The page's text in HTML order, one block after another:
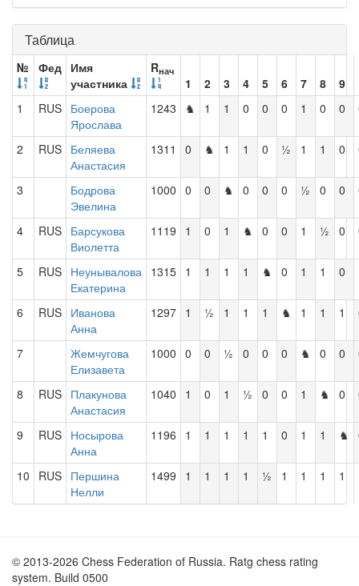
Таблица
№ Фед Имя
участника
Rнач
1 2 3 4 5 6 7 8 9
1
RUS Боерова
Ярослава
1243 ♞ 1 1 0 0 0 1 0 0
2 RUS Беляева
Анастасия
1311 0 ♞ 1 1 0 ½ 1 1 0
3
Бодрова
Эвелина
1000 0 0 ♞ 0 0 0 ½ 0 0
4 RUS Барсукова
Виолетта
1119 1 0 1 ♞ 0 0 1 ½ 0
5 RUS Неунывалова
Екатерина
1315 1 1 1 1 ♞ 0 1 1 0
6 RUS Иванова
Анна
1297 1 ½ 1 1 1 ♞ 1 1 1
7
Жемчугова
Елизавета
1000 0 0 ½ 0 0 0 ♞ 0 0
8 RUS Плакунова
Анастасия
1040 1 0 1 ½ 0 0 1 ♞ 0
9 RUS Носырова
Анна
1196 1 1 1 1 1 0 1 1 ♞
10 RUS Першина
Нелли
1499 1 1 1 1 ½ 1 1 1 1
© 2013-2026 Chess Federation of Russia. Ratg chess rating
system. Build 0500